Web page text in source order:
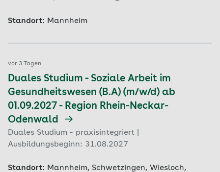
Standort: Mannheim
vor 3 Tagen
Duales Studium - Soziale Arbeit im
Gesundheitswesen (B.A) (m/w/d) ab
01.09.2027 - Region Rhein-Neckar-
Odenwald
Duales Studium - praxisintegriert |
Ausbildungsbeginn: 31.08.2027
Standort: Mannheim, Schwetzingen, Wiesloch,